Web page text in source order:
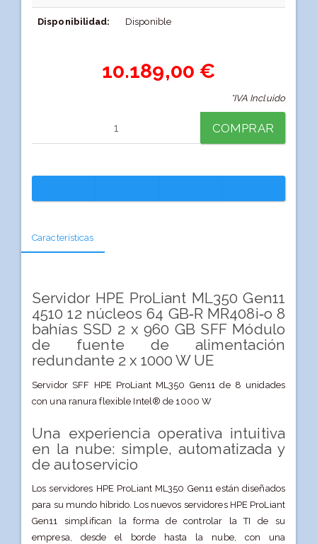
Disponibilidad: Disponible
10.189,00 €
*IVA Incluido
COMPRAR
Características
Servidor HPE ProLiant ML350 Gen11
4510 12 núcleos 64 GB‑R MR408i‑o 8
bahías SSD 2 x 960 GB SFF Módulo
de fuente de alimentación
redundante 2 x 1000 W UE
Servidor SFF HPE ProLiant ML350 Gen11 de 8 unidades
con una ranura flexible Intel® de 1000 W
Una experiencia operativa intuitiva
en la nube: simple, automatizada y
de autoservicio
Los servidores HPE ProLiant ML350 Gen11 están diseñados
para su mundo híbrido. Los nuevos servidores HPE ProLiant
Gen11 simplifican la forma de controlar la TI de su
empresa, desde el borde hasta la nube, con una